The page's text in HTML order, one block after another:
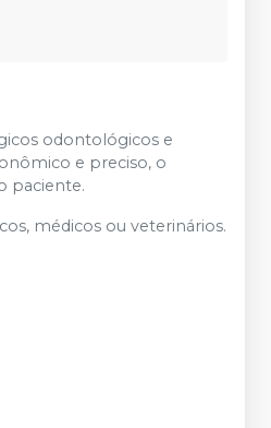
odontológicos e
e preciso, o
paciente.
médicos ou veterinários.